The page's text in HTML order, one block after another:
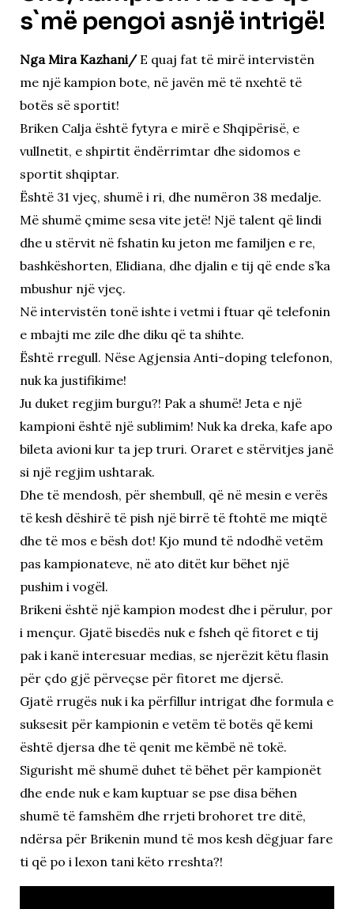
s`më pengoi asnjë intrigë!
Nga Mira Kazhani/E quaj fat të mirë intervistën
me një kampion bote, në javën më të nxehtë të
botës së sportit!
Briken Calja është fytyra e mirë e Shqipërisë, e
vullnetit, e shpirtit ëndërrimtar dhe sidomos e
sportit shqiptar.
Është 31 vjeç, shumë i ri, dhe numëron 38 medalje.
Më shumë çmime sesa vite jetë! Një talent që lindi
dhe u stërvit në fshatin ku jeton me familjen e re,
bashkëshorten, Elidiana, dhe djalin e tij që ende s’ka
mbushur një vjeç.
Në intervistën tonë ishte i vetmi i ftuar që telefonin
e mbajti me zile dhe diku që ta shihte.
Është rregull. Nëse Agjensia Anti-doping telefonon,
nuk ka justifikime!
Ju duket regjim burgu?! Pak a shumë! Jeta e një
kampioni është një sublimim! Nuk ka dreka, kafe apo
bileta avioni kur ta jep truri. Oraret e stërvitjes janë
si një regjim ushtarak.
Dhe të mendosh, për shembull, që në mesin e verës
të kesh dëshirë të pish një birrë të ftohtë me miqtë
dhe të mos e bësh dot! Kjo mund të ndodhë vetëm
pas kampionateve, në ato ditët kur bëhet një
pushim i vogël.
Brikeni është një kampion modest dhe i përulur, por
i mençur. Gjatë bisedës nuk e fsheh që fitoret e tij
pak i kanë interesuar medias, se njerëzit këtu flasin
për çdo gjë përveçse për fitoret me djersë.
Gjatë rrugës nuk i ka përfillur intrigat dhe formula e
suksesit për kampionin e vetëm të botës që kemi
është djersa dhe të qenit me këmbë në tokë.
Sigurisht më shumë duhet të bëhet për kampionët
dhe ende nuk e kam kuptuar se pse disa bëhen
shumë të famshëm dhe rrjeti brohoret tre ditë,
ndërsa për Brikenin mund të mos kesh dëgjuar fare
ti që po i lexon tani këto rreshta?!